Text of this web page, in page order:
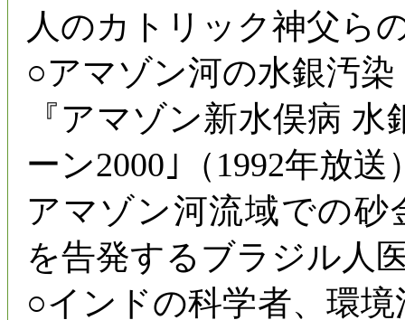
人のカトリック神父ら
○アマゾン河の水銀汚染
『アマゾン新水俣病
ーン2000｣（1992年放送
アマゾン河流域での
を告発するブラジル人
○インドの科学者、環